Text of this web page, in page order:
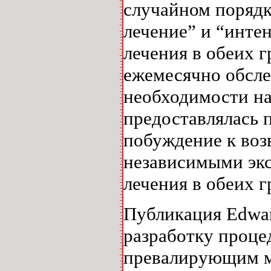
случайном
лечение” и
лечения в обеих
ежемесячно
необходимости
побуждение к
независимыми
лечения в обеих
Публикация
разработку
превалирующим